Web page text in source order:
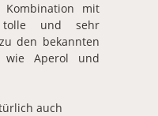
mit
und sehr
den bekannten
wie Aperol und
auch